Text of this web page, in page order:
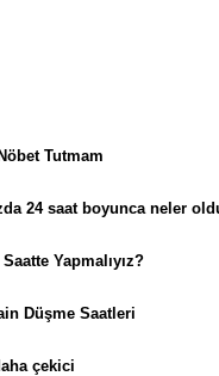
Tutmam
24 saat boyunca neler
Yapmalıyız?
Düşme Saatleri
çekici